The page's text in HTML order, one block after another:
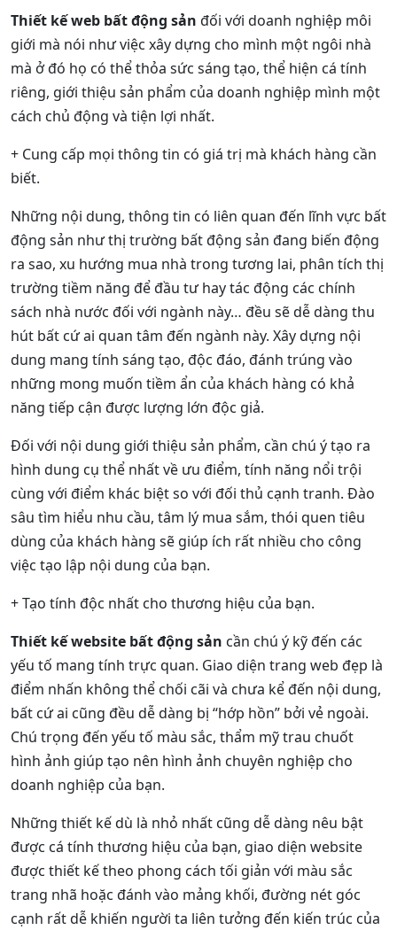
Thiết kế web bất động sản đối với doanh nghiệp môi
giới mà nói như việc xây dựng cho mình một ngôi nhà
mà ở đó họ có thể thỏa sức sáng tạo, thể hiện cá tính
riêng, giới thiệu sản phẩm của doanh nghiệp mình một
cách chủ động và tiện lợi nhất.
+ Cung cấp mọi thông tin có giá trị mà khách hàng cần
biết.
Những nội dung, thông tin có liên quan đến lĩnh vực bất
động sản như thị trường bất động sản đang biến động
ra sao, xu hướng mua nhà trong tương lai, phân tích thị
trường tiềm năng để đầu tư hay tác động các chính
sách nhà nước đối với ngành này… đều sẽ dễ dàng thu
hút bất cứ ai quan tâm đến ngành này. Xây dựng nội
dung mang tính sáng tạo, độc đáo, đánh trúng vào
những mong muốn tiềm ẩn của khách hàng có khả
năng tiếp cận được lượng lớn độc giả.
Đối với nội dung giới thiệu sản phẩm, cần chú ý tạo ra
hình dung cụ thể nhất về ưu điểm, tính năng nổi trội
cùng với điểm khác biệt so với đối thủ cạnh tranh. Đào
sâu tìm hiểu nhu cầu, tâm lý mua sắm, thói quen tiêu
dùng của khách hàng sẽ giúp ích rất nhiều cho công
việc tạo lập nội dung của bạn.
+ Tạo tính độc nhất cho thương hiệu của bạn.
Thiết kế website bất động sản cần chú ý kỹ đến các
yếu tố mang tính trực quan. Giao diện trang web đẹp là
điểm nhấn không thể chối cãi và chưa kể đến nội dung,
bất cứ ai cũng đều dễ dàng bị “hớp hồn” bởi vẻ ngoài.
Chú trọng đến yếu tố màu sắc, thẩm mỹ trau chuốt
hình ảnh giúp tạo nên hình ảnh chuyên nghiệp cho
doanh nghiệp của bạn.
Những thiết kế dù là nhỏ nhất cũng dễ dàng nêu bật
được cá tính thương hiệu của bạn, giao diện website
được thiết kế theo phong cách tối giản với màu sắc
trang nhã hoặc đánh vào mảng khối, đường nét góc
cạnh rất dễ khiến người ta liên tưởng đến kiến trúc của